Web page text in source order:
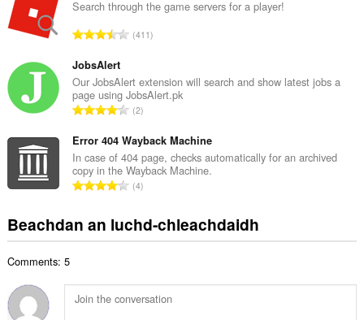
i
d
h
a
n
u
l
e
g
u
è
i
g
c
i
d
h
e
a
n
u
l
e
l
è
Search through the game servers for a player!
R
g
a
c
a
i
d
h
a
n
l
e
411
JobsAlert
Our JobsAlert extension will search and show latest jobs a
page using JobsAlert.pk
R
n
g
a
c
a
i
e
a
2
Error 404 Wayback Machine
In case of 404 page, checks automatically for an archived
copy in the Wayback Machine.
R
n
g
h
a
4
Beachdan an luchd-chleachdaidh
Comments: 5